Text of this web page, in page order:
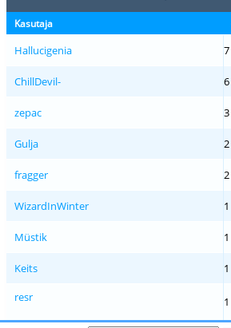
Kasutaja
Hallucigenia 7
ChillDevil- 6
zepac 3
Gulja 2
fragger 2
WizardInWinter 1
Müstik 1
Keits
1
resr
1